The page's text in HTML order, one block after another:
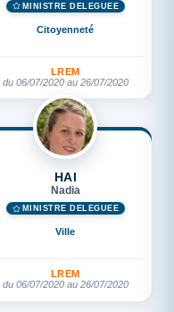
MINISTRE DÉLÉGUÉE
Citoyenneté
LREM
du 06/07/2020 au 26/07/2020
HAI
Nadia
MINISTRE DÉLÉGUÉE
Ville
LREM
du 06/07/2020 au 26/07/2020